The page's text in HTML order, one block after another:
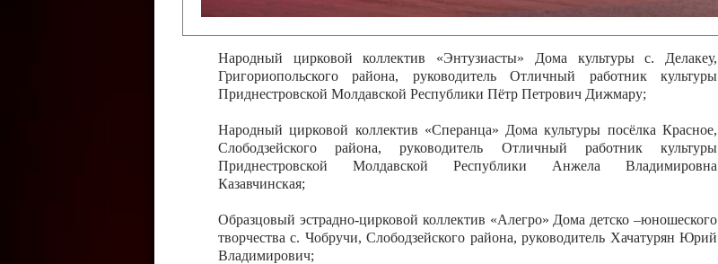
культуры Приднестровской Молдавской Республики Алёна Александровна и
Олег Степанович Райлян;
Народный цирковой коллектив «Энтузиасты» Дома культуры с. Делакеу,
Григориопольского района, руководитель Отличный работник культуры
Приднестровской Молдавской Республики Пётр Петрович Дижмару;
Народный цирковой коллектив «Сперанца» Дома культуры посёлка Красное,
Слободзейского района, руководитель Отличный работник культуры
Приднестровской Молдавской Республики Анжела Владимировна
Казавчинская;
Образцовый эстрадно-цирковой коллектив «Алегро» Дома детско –юношеского
творчества с. Чобручи, Слободзейского района, руководитель Хачатурян Юрий
Владимирович;